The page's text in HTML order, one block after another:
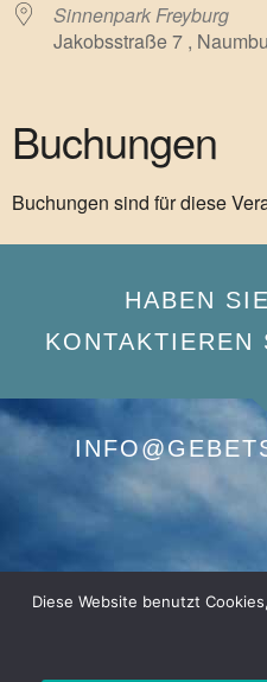
Sinnenpark Freyburg
Jakobsstraße 7 ,
Buchungen
Buchungen sind für diese
HABEN
KONTAKTIEREN
Diese Website benutzt